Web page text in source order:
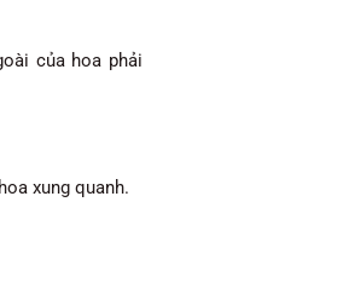
của hoa phải
xung quanh.